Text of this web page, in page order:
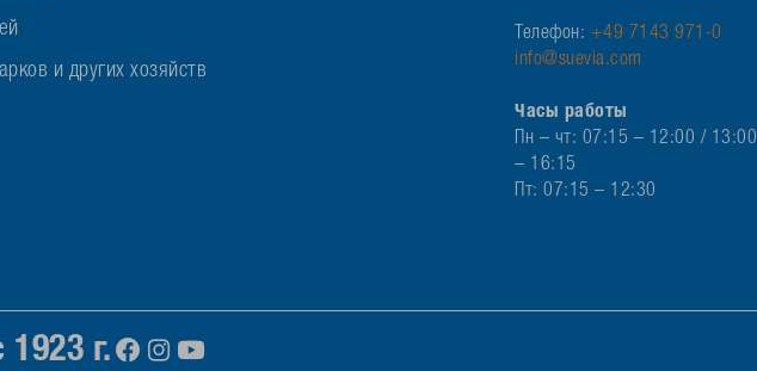
и других хозяйств
Телефон: +49 7143 971-0
info@suevia.com
Часы работы
Пн – чт: 07:15 – 12:00 / 13:00
– 16:15
Пт: 07:15 – 12:30
г.